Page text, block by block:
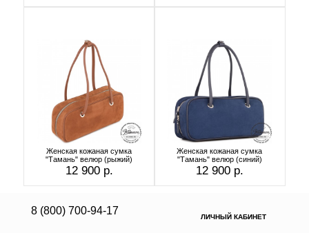
Женская кожаная сумка
"Тамань" велюр (рыжий)
12 900 р.
Женская кожаная сумка
"Тамань" велюр (синий)
12 900 р.
8 (800) 700-94-17
ЛИЧНЫЙ КАБИНЕТ